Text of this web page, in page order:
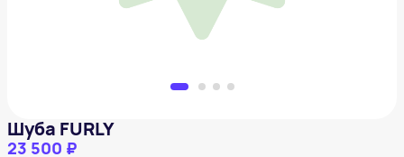
Шуба FURLY
23 500 ₽